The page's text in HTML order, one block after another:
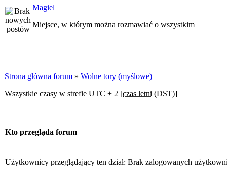
Magiel
Miejsce, w którym można rozmawiać o wszystkim
Strona główna forum » Wolne tory (myślowe)
Wszystkie czasy w strefie UTC + 2 [czas letni (DST)]
Kto przegląda forum
Użytkownicy przeglądający ten dział: Brak zalogowanych